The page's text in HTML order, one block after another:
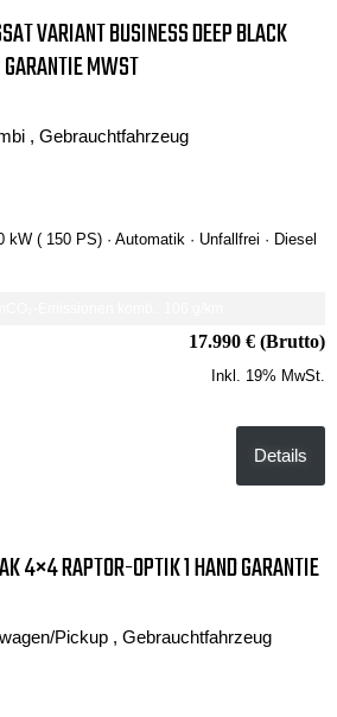
VARIANT BUSINESS DEEP BLACK
GARANTIE MWST
, Gebrauchtfahrzeug
kW ( 150 PS) · Automatik · Unfallfrei · Diesel
17.990 € (Brutto)
Inkl. 19% MwSt.
Details
4×4 RAPTOR-OPTIK 1 HAND GARANTIE
Pickup , Gebrauchtfahrzeug